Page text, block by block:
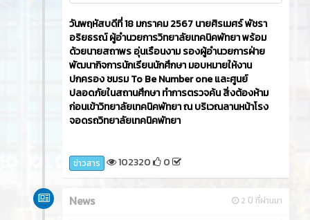
วันพฤหัสบดีที่ 18 มกราคม 2567 นายศิรเมศร์ พัชรา
อริยธรณ์ ผู้อำนวยการวิทยาลัยเทคนิคพัทยา พร้อม
ด้วยนายสถาพร อุ่นเรือนงาม รองผู้อำนวยการฝ่าย
พัฒนากิจการนักเรียนนักศึกษา มอบหมายให้งาน
ปกครอง ชมรม To Be Number one และศูนย์
ปลอดภัยในสถานศึกษา ทำการตรวจค้น สิ่งต้องห้าม
ก่อนเข้าวิทยาลัยเทคนิคพัทยา ณ บริเวณลานหน้าโรง
จอดรถวิทยาลัยเทคนิคพัทยา
ข่าวสาร 102320 0
2 ปี ที่ผ่านมา
News